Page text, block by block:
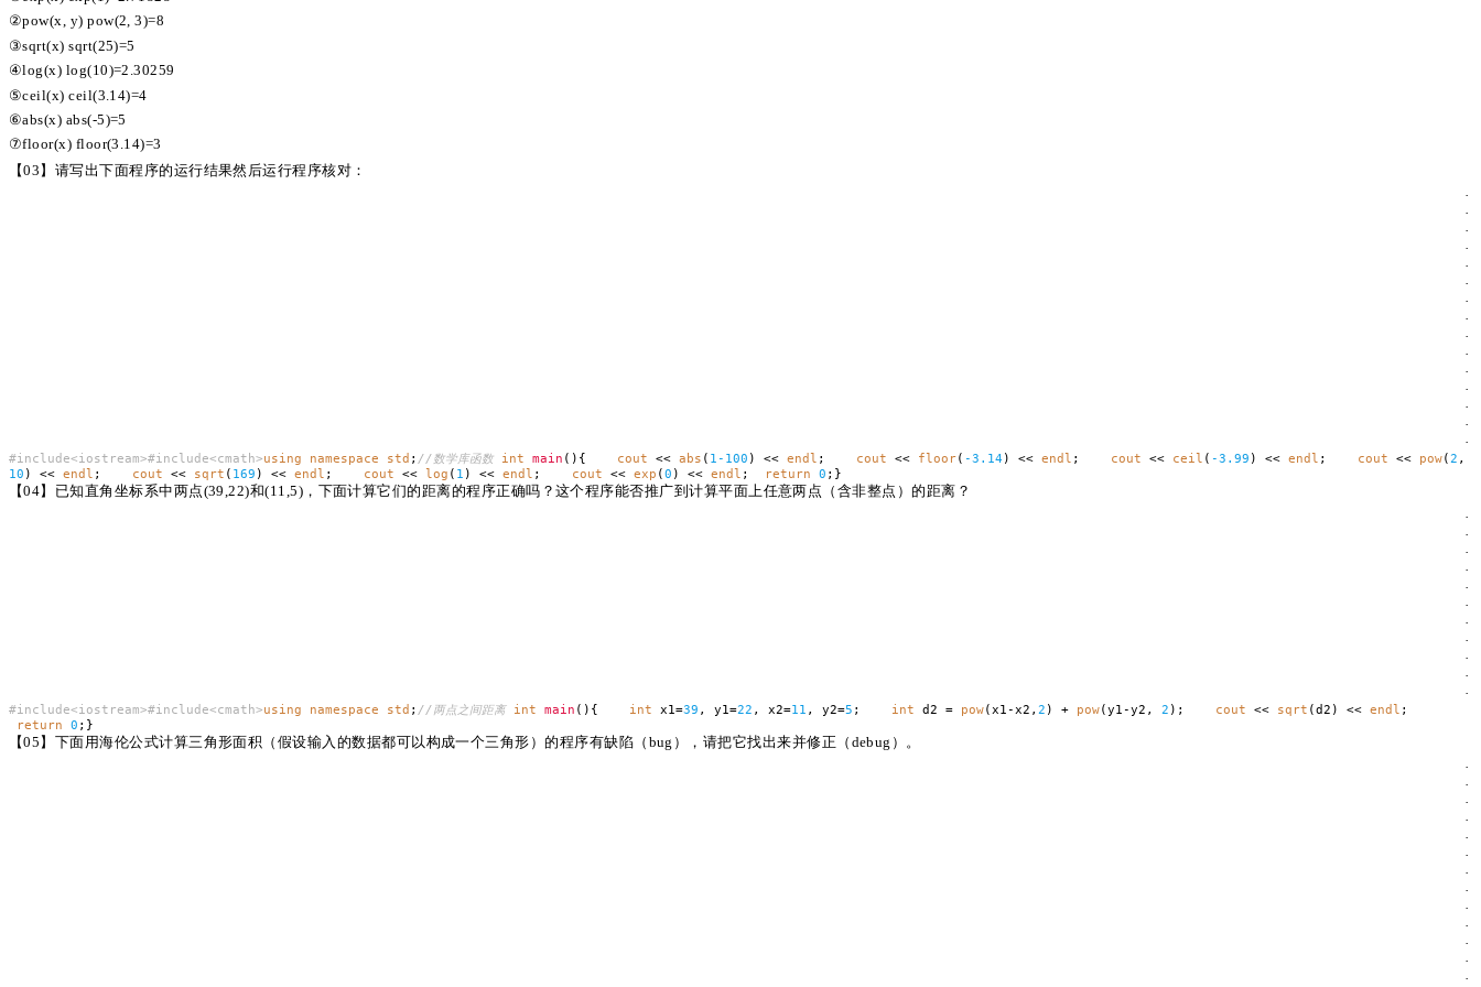
②pow(x, y) pow(2, 3)=8
③sqrt(x) sqrt(25)=5
④log(x) log(10)=2.30259
⑤ceil(x) ceil(3.14)=4
⑥abs(x) abs(-5)=5
⑦floor(x) floor(3.14)=3
【03】请写出下面程序的运行结果然后运行程序核对：
·
·
·
·
·
·
·
·
·
·
·
·
·
·
·
#include<iostream>#include<cmath>using namespace std ; //数学库函数 int main (){ cout << abs ( 1-100 ) << endl ; cout << floor( -3.14 ) << endl ; cout << ceil ( -3.99 ) << endl ; cout << pow( 2 ,
10 ) << endl ; cout << sqrt ( 169 ) << endl ; cout << log ( 1 ) << endl ; cout << exp ( 0 ) << endl ; return 0 ;}
【04】已知直角坐标系中两点(39,22)和(11,5)，下面计算它们的距离的程序正确吗？这个程序能否推广到计算平面上任意两点（含非整点）的距离？
·
·
·
·
·
·
·
·
·
·
·
#include<iostream>#include<cmath>using namespace std ; //两点之间距离 int main (){ int x1=39 , y1=22 , x2=11 , y2=5 ; int d2 = pow(x1-x2, 2 ) + pow(y1-y2, 2 ); cout << sqrt (d2) << endl ;
return
0 ;}
【05】下面用海伦公式计算三角形面积（假设输入的数据都可以构成一个三角形）的程序有缺陷（bug），请把它找出来并修正（debug）。
·
·
·
·
·
·
·
·
·
·
·
·
·